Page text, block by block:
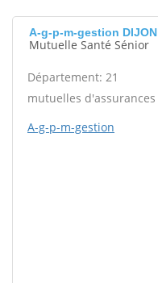
A-g-p-m-gestion DIJON
Mutuelle Santé Sénior
Département: 21
mutuelles d'assurances
A-g-p-m-gestion